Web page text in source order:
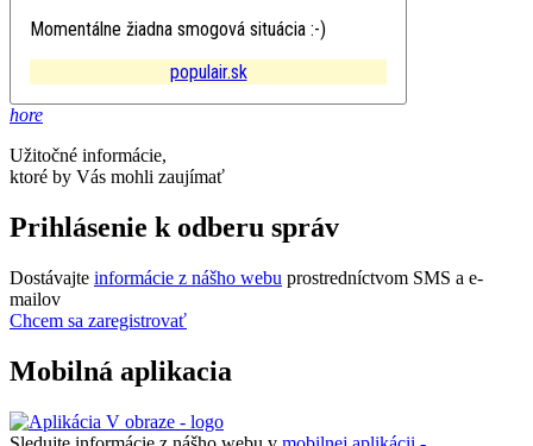
Momentálne žiadna smogová situácia :-)
populair.sk
hore
Užitočné informácie,
ktoré by Vás mohli zaujímať
Prihlásenie k odberu správ
Dostávajte informácie z nášho webu prostredníctvom SMS a e-
mailov
Chcem sa zaregistrovať
Mobilná aplikacia